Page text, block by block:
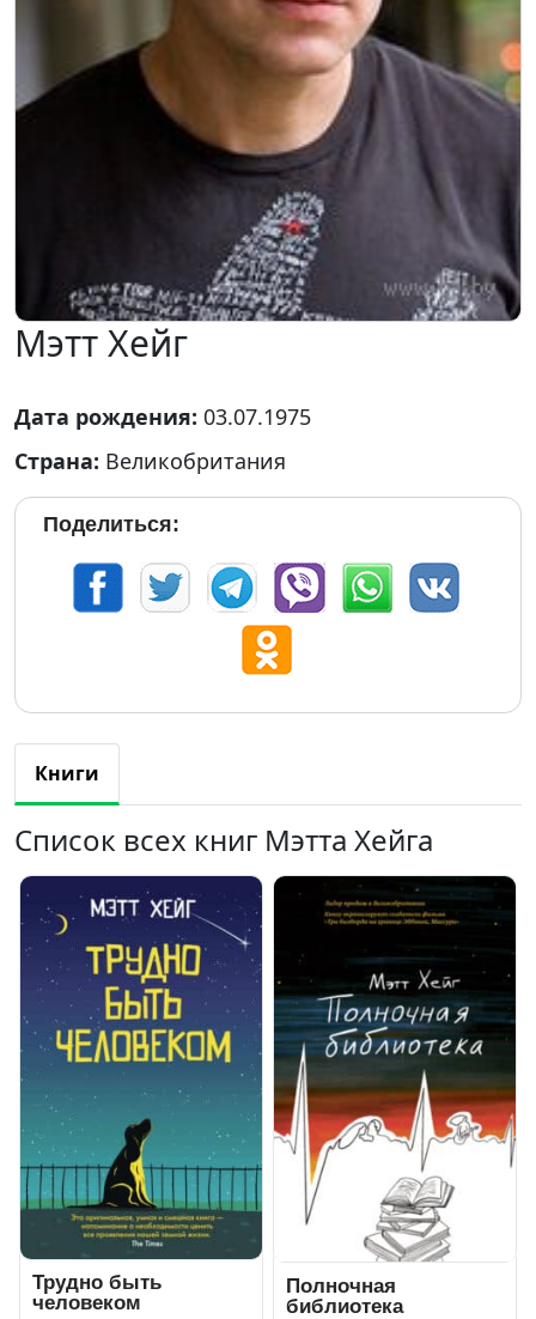
Мэтт Хейг
Дата рождения: 03.07.1975
Страна: Великобритания
Поделиться:
Книги
Список всех книг Мэтта Хейга
Трудно быть
человеком
Полночная
библиотека